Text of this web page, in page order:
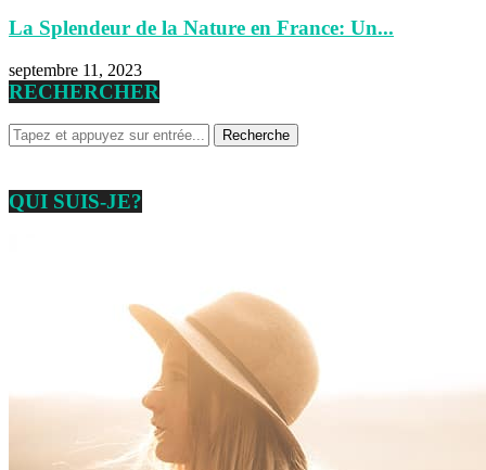
La Splendeur de la Nature en France: Un...
septembre 11, 2023
RECHERCHER
QUI SUIS-JE?